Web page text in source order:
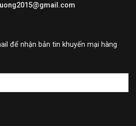
để nhận bản tin khuyến mại hàng